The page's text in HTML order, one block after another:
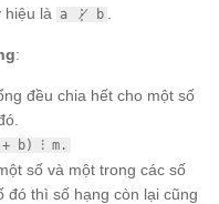
hiệu là a ⋮̸ b .
:
đều chia hết cho một số
b) ⁝ m.
số và một trong các số
đó thì số hạng còn lại cũng